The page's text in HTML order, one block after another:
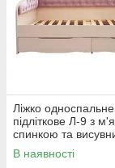
Ліжко
підліткове Л-9 з
спинкою та
ящиками для
190х90см
В наявності